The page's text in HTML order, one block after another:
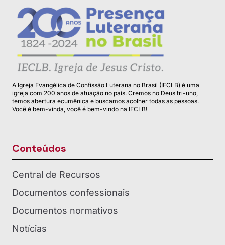
A Igreja Evangélica de Confissão Luterana no Brasil (IECLB) é uma
igreja com 200 anos de atuação no país. Cremos no Deus tri-uno,
temos abertura ecumênica e buscamos acolher todas as pessoas.
Você é bem-vinda, você é bem-vindo na IECLB!
Conteúdos
Central de Recursos
Documentos confessionais
Documentos normativos
Notícias